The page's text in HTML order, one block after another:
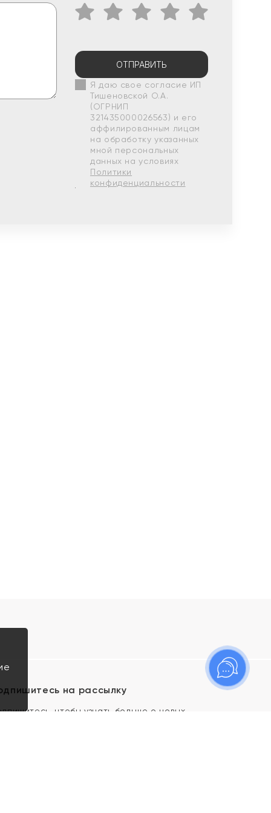
ОТПРАВИТЬ
Я даю свое согласие ИП
Тишеновской О.А.
(ОГРНИП
321435000026563) и его
аффилированным лицам
на обработку указанных
мной персональных
данных на условиях
Политики
конфиденциальности
на рассылку
чтобы узнать больше о новых